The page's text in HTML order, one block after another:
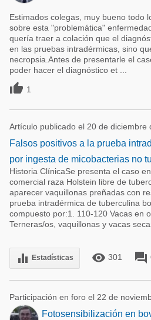
Estimados colegas, muy bueno todo
sobre esta "problemática"
quería traer a colación que el
en las pruebas intradérmicas, sino
necropsia.Antes de presentarle el
poder hacer el diagnóstico et ...
 1
Artículo publicado el 20 de diciembre
Falsos positivos a la prueba
por ingesta de micobacterias no
Historia ClínicaSe presenta el caso
comercial raza Holstein libre de
aparecer vaquillonas preñadas con
prueba intradérmica de tuberculina
compuesto por:1. 110-120 Vacas en
Terneras/os, vaquillonas y vacas
equalizer Estadísticas remove_red_eye 301 forum
Participación en foro el 22 de
Fotosensibilización en